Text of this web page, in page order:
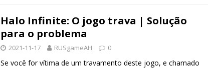
Halo Infinite: O jogo trava | Solução
para o problema
2021-11-17 RUSgameAH 0
Se você for vítima de um travamento deste jogo, e chamado